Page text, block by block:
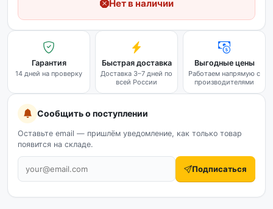
Нет в наличии
Гарантия
14 дней на проверку
Быстрая доставка
Доставка 3–7 дней по
всей России
Выгодные цены
Работаем напрямую с
производителями
Сообщить о поступлении
Оставьте email — пришлём уведомление, как только товар
появится на складе.
Подписаться